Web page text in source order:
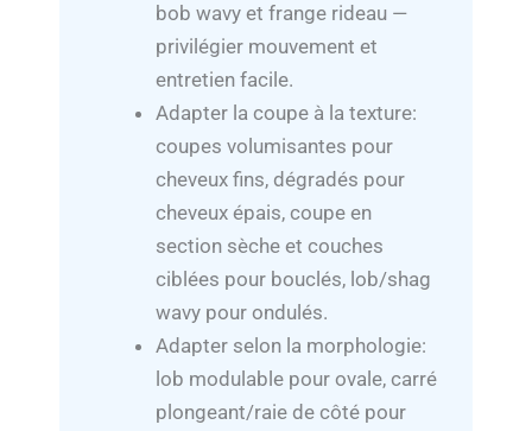
bob wavy et frange rideau —
privilégier mouvement et
entretien facile.
Adapter la coupe à la texture:
coupes volumisantes pour
cheveux fins, dégradés pour
cheveux épais, coupe en
section sèche et couches
ciblées pour bouclés, lob/shag
wavy pour ondulés.
Adapter selon la morphologie:
lob modulable pour ovale, carré
plongeant/raie de côté pour